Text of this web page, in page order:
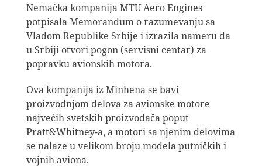
Nemačka kompanija MTU Aero Engines
potpisala Memorandum o razumevanju sa
Vladom Republike Srbije i izrazila nameru da
u Srbiji otvori pogon (servisni centar) za
popravku avionskih motora.
Ova kompanija iz Minhena se bavi
proizvodnjom delova za avionske motore
najvećih svetskih proizvođača poput
Pratt&Whitney-a, a motori sa njenim delovima
se nalaze u velikom broju modela putničkih i
vojnih aviona.